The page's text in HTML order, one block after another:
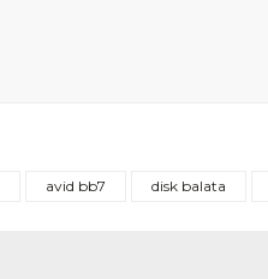
avid bb7 disk balata